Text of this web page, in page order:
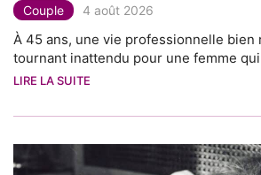
Couple 4 août 2026
À 45 ans, une vie professionnelle bien
tournant inattendu pour une femme qui
LIRE LA SUITE